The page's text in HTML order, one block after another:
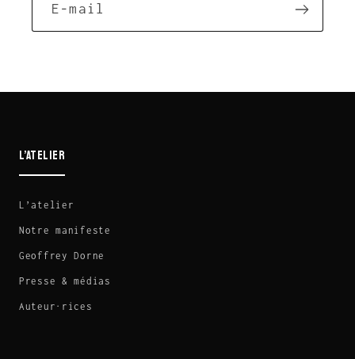
E-mail
L’ATELIER
L’atelier
Notre manifeste
Geoffrey Dorne
Presse & médias
Auteur·rices